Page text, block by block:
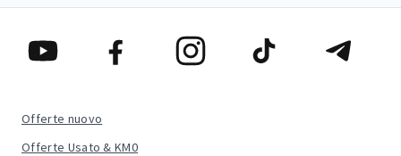
Offerte nuovo
Offerte Usato & KM0